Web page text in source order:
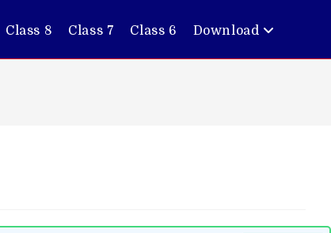
Class 8 Class 7 Class 6 Download